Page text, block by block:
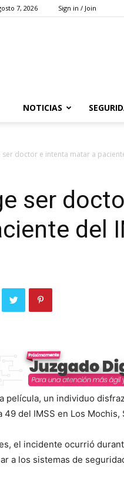
7, 2026 Sign in / Join
NOTICIAS
ser doctor e intenta matar a
ser
del
película, un individuo
del IMSS en Los Mochis,
el incidente ocurrió
a los sistemas de